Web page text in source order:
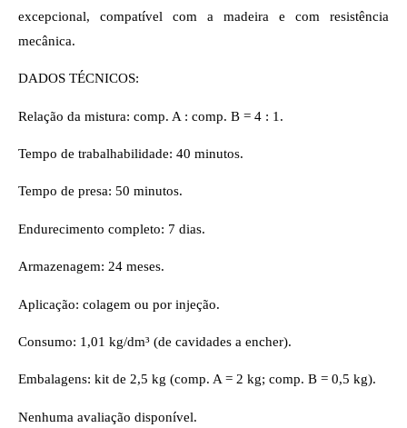
excepcional, compatível com a madeira e com resistência
mecânica.
DADOS TÉCNICOS:
Relação da mistura: comp. A : comp. B = 4 : 1.
Tempo de trabalhabilidade: 40 minutos.
Tempo de presa: 50 minutos.
Endurecimento completo: 7 dias.
Armazenagem: 24 meses.
Aplicação: colagem ou por injeção.
Consumo: 1,01 kg/dm³ (de cavidades a encher).
Embalagens: kit de 2,5 kg (comp. A = 2 kg; comp. B = 0,5 kg).
Nenhuma avaliação disponível.